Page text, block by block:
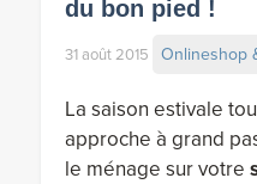
du bon pied !
31 août 2015 Onlineshop
La saison estivale
approche à grand
le ménage sur votre